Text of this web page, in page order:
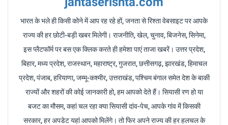
भारत के भले ही किसी कोने में आप रह रहे हों, जनता से रिश्ता वेबसाइट पर आपके
राज्य की हर छोटी-बड़ी खबर मिलेगी। राजनीति, खेल, चुनाव, बिजनेस, सिनेमा,
इस प्लैटफॉर्म पर बस एक क्लिक करते ही हमेशा पाएं ताजा खबरें। उत्तर प्रदेश,
बिहार, मध्य प्रदेश, राजस्थान, महाराष्ट्र, गुजरात, छत्तीसगढ़, झारखंड, हिमाचल
प्रदेश, पंजाब, हरियाणा, जम्मू-कश्मीर, उत्तराखंड, पश्चिम बंगाल समेत देश के बाकी
राज्यों और शहरों की कोई जानकारी हो, हम आपको देते हैं। सियासी रण हो या
बजट का मौसम, कहां चल रहा क्या सियासी दांव-पेच, आपके गांव में किसकी
सरकार, हर अपडेट यहां आपको मिलेंगे। तो फिर अपने राज्य की हर हलचल के